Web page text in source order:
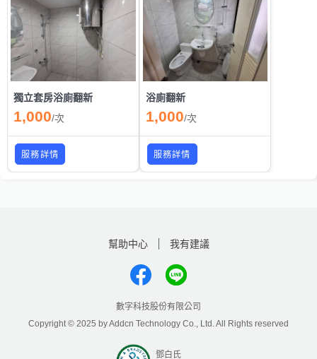
獨立套房浴廁翻新
1,000/次
服務詳情
浴廁翻新
1,000/次
服務詳情
幫助中心 我有建議
數字科技股份有限公司
Copyright © 2025 by Addcn Technology Co., Ltd. All Rights reserved
鄧白氏